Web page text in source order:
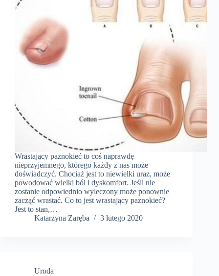
Wrastający paznokieć to coś naprawdę
nieprzyjemnego, którego każdy z nas może
doświadczyć. Chociaż jest to niewielki uraz, może
powodować wielki ból i dyskomfort. Jeśli nie
zostanie odpowiednio wyleczony może ponownie
zacząć wrastać. Co to jest wrastający paznokieć?
Jest to stan,…
Katarzyna Zaręba
3 lutego 2020
Uroda